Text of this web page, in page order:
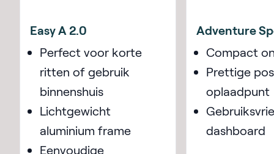
Easy A 2.0
Perfect voor korte
ritten of gebruik
binnenshuis
Lichtgewicht
aluminium frame
Eenvoudige
Adventure
Compact
Prettige
oplaadpunt
dashboard